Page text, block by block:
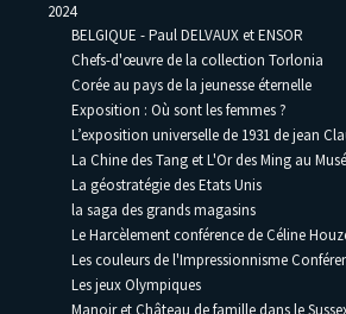
2024
BELGIQUE - Paul DELVAUX et ENSOR
Chefs-d'œuvre de la collection Torlonia
Corée au pays de la jeunesse éternelle
Exposition : Où sont les femmes ?
L’exposition universelle de 1931 de jean
La Chine des Tang et L'Or des Ming au
La géostratégie des Etats Unis
la saga des grands magasins
Le Harcèlement conférence de Céline
Les couleurs de l'Impressionnisme
Les jeux Olympiques
Manoir et Château de famille dans le